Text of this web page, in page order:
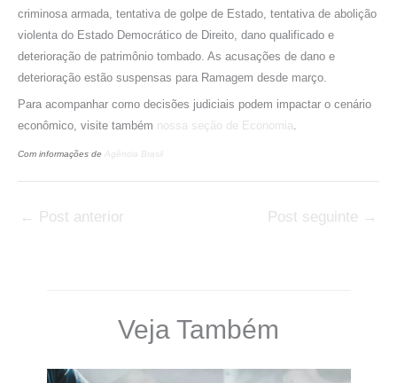
criminosa armada, tentativa de golpe de Estado, tentativa de abolição
violenta do Estado Democrático de Direito, dano qualificado e
deterioração de patrimônio tombado. As acusações de dano e
deterioração estão suspensas para Ramagem desde março.
Para acompanhar como decisões judiciais podem impactar o cenário
econômico, visite também nossa seção de Economia.
Com informações de Agência Brasil
← Post anterior Post seguinte →
Veja Também